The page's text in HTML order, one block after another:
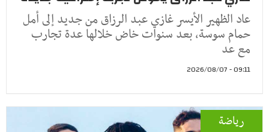
عاد الظهير الأيسر غازي عبد الرزاق من جديد إلى أمل
حمام سوسة، بعد سنوات خاض خلالها عدة تجارب
مع عد
09:11 - 2026/08/07
رياضة